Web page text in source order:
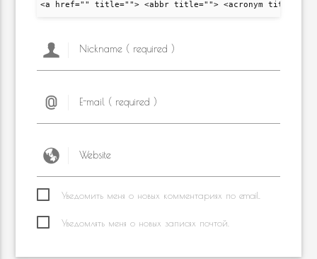
<a href="" title=""> <abbr title=""> <acronym title="">
Уведомить меня о новых комментариях по email.
Уведомлять меня о новых записях почтой.